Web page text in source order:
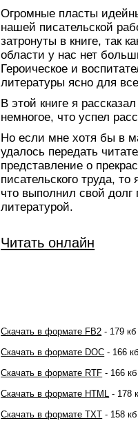
Огромные пласты
нашей писательской
затронуты в книге, так
области у нас нет
Героическое и
литературы ясно для
В этой книге я
немногое, что успел
Но если мне хотя бы в
удалось передать
представление о
писательского труда, то
что выполнил свой долг
литературой.
Читать онлайн
Скачать в формате FB2 - 179 кб
Скачать в формате DOC - 166
Скачать в формате RTF - 166 кб
Скачать в формате HTML - 178
Скачать в формате TXT - 158 кб